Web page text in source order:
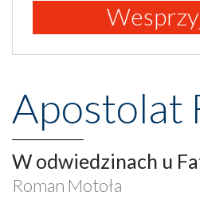
Apostolat
W odwiedzinach u
Roman Motoła